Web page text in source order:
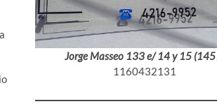
Jorge Masseo 133 e/ 14 y 15
1160432131